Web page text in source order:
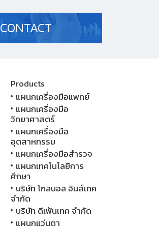
CONTACT
Products
แผนกเครื่องมือแพทย์
แผนกเครื่องมือ
วิทยาศาสตร์
แผนกเครื่องมือ
อุตสาหกรรม
แผนกเครื่องมือสำรวจ
แผนกเทคโนโลยีการ
ศึกษา
บริษัท โกลบอล อินส์เทค
จำกัด
บริษัท ดีเฟ้นเทค จำกัด
แผนกแว่นตา